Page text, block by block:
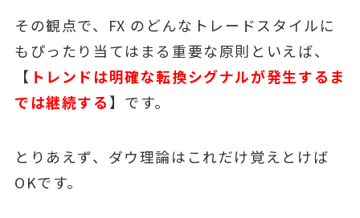
その観点で、FX のどんなトレードスタイルに
もぴったり当てはまる重要な原則といえば、
【 トレンドは明確な転換シグナルが発⽣するま
では継続する】です。
とりあえず、ダウ理論はこれだけ覚えとけば
OKです。